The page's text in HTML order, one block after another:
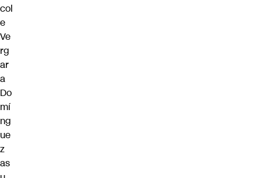
col
e
Ve
rg
ar
a
Do
mí
ng
ue
z
as